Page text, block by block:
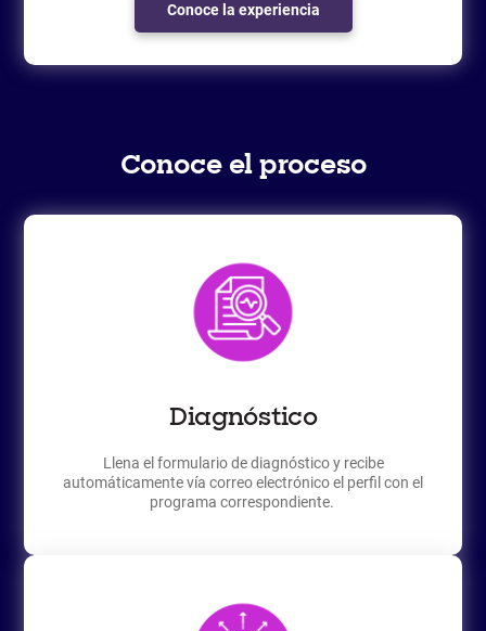
Conoce la experiencia
Conoce el proceso
Diagnóstico
Llena el formulario de diagnóstico y recibe
automáticamente vía correo electrónico el perfil con el
programa correspondiente.